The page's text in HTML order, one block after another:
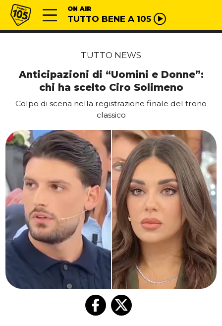
Vai al contenuto
Radio 105 ON AIR
TUTTO BENE A 105
TUTTO NEWS
Anticipazioni di “Uomini e Donne”:
chi ha scelto Ciro Solimeno
Colpo di scena nella registrazione finale del trono
classico